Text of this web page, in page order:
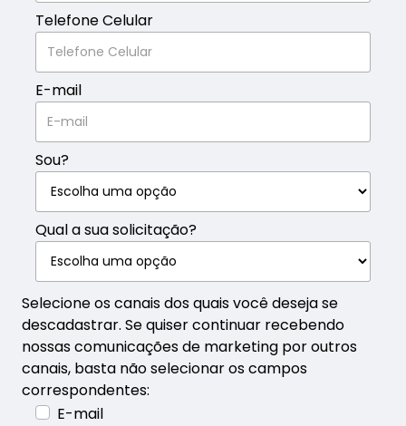
Telefone Celular
E-mail
Sou?
Qual a sua solicitação?
E-mail